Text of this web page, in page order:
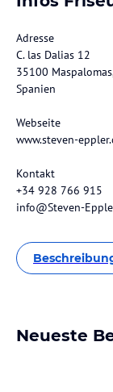
Adresse
C. las Dalias 12
35100
Spanien
Webseite
www.steven-
Kontakt
+34 928 766 915
info@Steven-
Neueste